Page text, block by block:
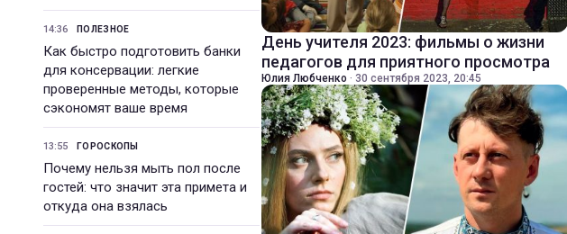
14:36 ПОЛЕЗНОЕ
Как быстро подготовить банки
для консервации: легкие
проверенные методы, которые
сэкономят ваше время
13:55 ГОРОСКОПЫ
Почему нельзя мыть пол после
гостей: что значит эта примета и
откуда она взялась
День учителя 2023: фильмы о жизни
педагогов для приятного просмотра
Юлия Любченко · 30 сентября 2023, 20:45